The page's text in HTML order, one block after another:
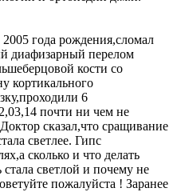
года рождения,сломал
диафизарный перелом
кости со
кортикального
6
почти ни чем не
сказал,что сращивание
светлее. Гипс
сколько и что делать
светлой и почему не
пожалуйста ! Заранее